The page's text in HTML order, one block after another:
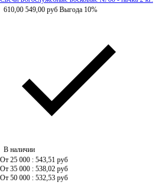
610,00 549,00 руб Выгода 10%
В наличии
От 25 000 : 543,51 руб
От 35 000 : 538,02 руб
От 50 000 : 532,53 руб